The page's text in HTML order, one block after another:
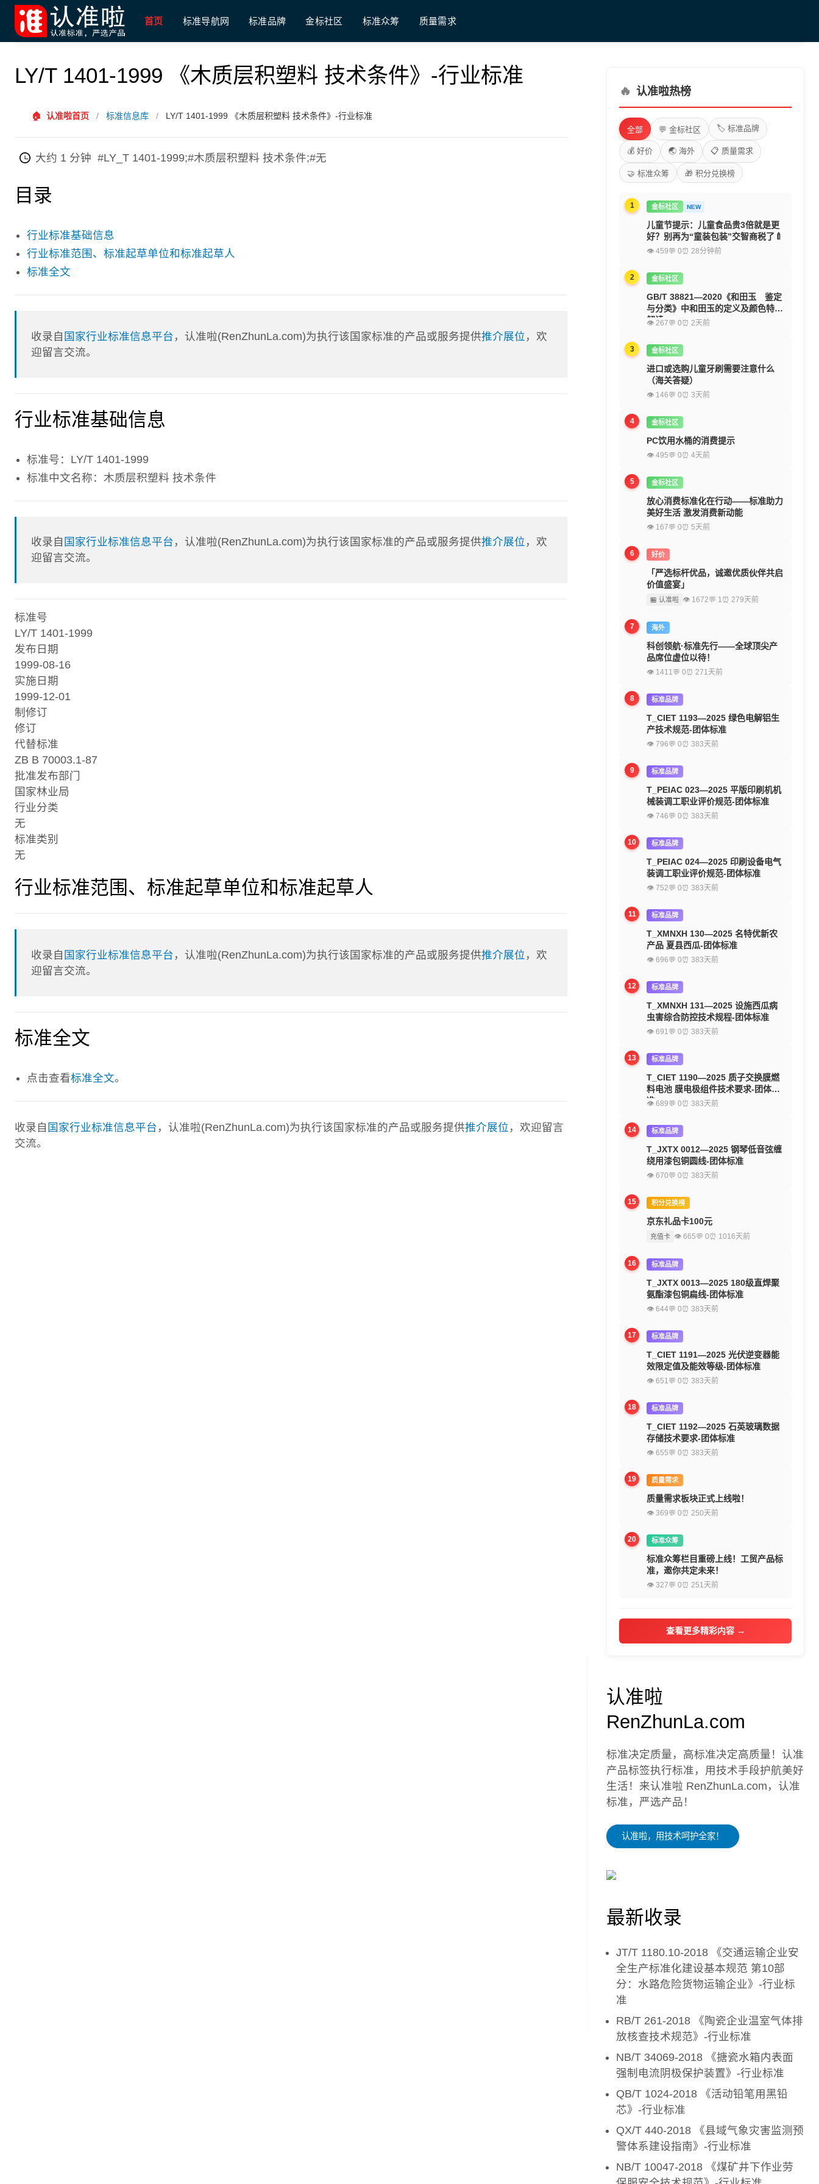
首页 标准导航网 标准品牌 金标社区 标准众筹 质量需求
LY/T 1401-1999 《木质层积塑料 技术条件》-行业标准
🏠 认准啦首页 / 标准信息库 / LY/T 1401-1999 《木质层积塑料 技术条件》-行业标准
大约 1 分钟 #LY_T 1401-1999;#木质层积塑料 技术条件;#无
目录
行业标准基础信息
行业标准范围、标准起草单位和标准起草人
标准全文
收录自 国家行业标准信息平台 ，认准啦(RenZhunLa.com)为执行该国家标准的产品或服务提供推介展位 ，欢
迎留言交流。
行业标准基础信息
标准号：LY/T 1401-1999
标准中文名称：木质层积塑料 技术条件
收录自 国家行业标准信息平台 ，认准啦(RenZhunLa.com)为执行该国家标准的产品或服务提供推介展位 ，欢
迎留言交流。
标准号
LY/T 1401-1999
发布日期
1999-08-16
实施日期
1999-12-01
制修订
修订
代替标准
ZB B 70003.1-87
批准发布部门
国家林业局
行业分类
无
标准类别
无
行业标准范围、标准起草单位和标准起草人
收录自 国家行业标准信息平台 ，认准啦(RenZhunLa.com)为执行该国家标准的产品或服务提供推介展位 ，欢
迎留言交流。
标准全文
点击查看标准全文。
收录自 国家行业标准信息平台 ，认准啦(RenZhunLa.com)为执行该国家标准的产品或服务提供推介展位 ，欢迎留言
交流。
🔥 认准啦热榜
全部 💬 金标社区 🏷️ 标准品牌
💰 好价 🌏 海外 📋 质量需求
🤝 标准众筹 🎁 积分兑换榜
1 金标社区 NEW
儿童节提示：儿童食品贵3倍就是更
好？别再为“童装包装”交智商税了🍼
👁 459💬 0⏰ 28分钟前
2 金标社区
GB/T 38821—2020《和田玉 鉴定
与分类》中和田玉的定义及颜色特征
解读
👁 267💬 0⏰ 2天前
3 金标社区
进口或选购儿童牙刷需要注意什么
（海关答疑）
👁 146💬 0⏰ 3天前
4 金标社区
PC饮用水桶的消费提示
👁 495💬 0⏰ 4天前
5 金标社区
放心消费标准化在行动——标准助力
美好生活 激发消费新动能
👁 167💬 0⏰ 5天前
6 好价
「严选标杆优品，诚邀优质伙伴共启
价值盛宴」
🏪 认准啦 👁 1672💬 1⏰ 279天前
7 海外
科创领航·标准先行——全球顶尖产
品席位虚位以待！
👁 1411💬 0⏰ 271天前
8 标准品牌
T_CIET 1193—2025 绿色电解铝生
产技术规范-团体标准
👁 796💬 0⏰ 383天前
9 标准品牌
T_PEIAC 023—2025 平版印刷机机
械装调工职业评价规范-团体标准
👁 746💬 0⏰ 383天前
10 标准品牌
T_PEIAC 024—2025 印刷设备电气
装调工职业评价规范-团体标准
👁 752💬 0⏰ 383天前
11 标准品牌
T_XMNXH 130—2025 名特优新农
产品 夏县西瓜-团体标准
👁 696💬 0⏰ 383天前
12 标准品牌
T_XMNXH 131—2025 设施西瓜病
虫害综合防控技术规程-团体标准
👁 691💬 0⏰ 383天前
13 标准品牌
T_CIET 1190—2025 质子交换膜燃
料电池 膜电极组件技术要求-团体标
准
👁 689💬 0⏰ 383天前
14 标准品牌
T_JXTX 0012—2025 钢琴低音弦缠
绕用漆包铜圆线-团体标准
👁 670💬 0⏰ 383天前
15 积分兑换榜
京东礼品卡100元
充值卡 👁 665💬 0⏰ 1016天前
16 标准品牌
T_JXTX 0013—2025 180级直焊聚
氨酯漆包铜扁线-团体标准
👁 644💬 0⏰ 383天前
17 标准品牌
T_CIET 1191—2025 光伏逆变器能
效限定值及能效等级-团体标准
👁 651💬 0⏰ 383天前
18 标准品牌
T_CIET 1192—2025 石英玻璃数据
存储技术要求-团体标准
👁 655💬 0⏰ 383天前
19 质量需求
质量需求板块正式上线啦！
👁 369💬 0⏰ 250天前
20 标准众筹
标准众筹栏目重磅上线！工贸产品标
准，邀你共定未来！
👁 327💬 0⏰ 251天前
查看更多精彩内容 →
认准啦
RenZhunLa.com
标准决定质量，高标准决定高质量！认准
产品标签执行标准，用技术手段护航美好
生活！来认准啦 RenZhunLa.com，认准
标准，严选产品！
认准啦，用技术呵护全家！
最新收录
JT/T 1180.10-2018 《交通运输企业安
全生产标准化建设基本规范 第10部
分：水路危险货物运输企业》-行业标
准
RB/T 261-2018 《陶瓷企业温室气体排
放核查技术规范》-行业标准
NB/T 34069-2018 《搪瓷水箱内表面
强制电流阴极保护装置》-行业标准
QB/T 1024-2018 《活动铅笔用黑铅
芯》-行业标准
QX/T 440-2018 《县域气象灾害监测预
警体系建设指南》-行业标准
NB/T 10047-2018 《煤矿井下作业劳